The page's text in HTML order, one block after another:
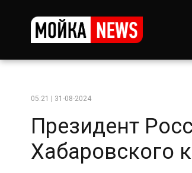
05:21 | 31-08-2024
Президент
Хабаровского